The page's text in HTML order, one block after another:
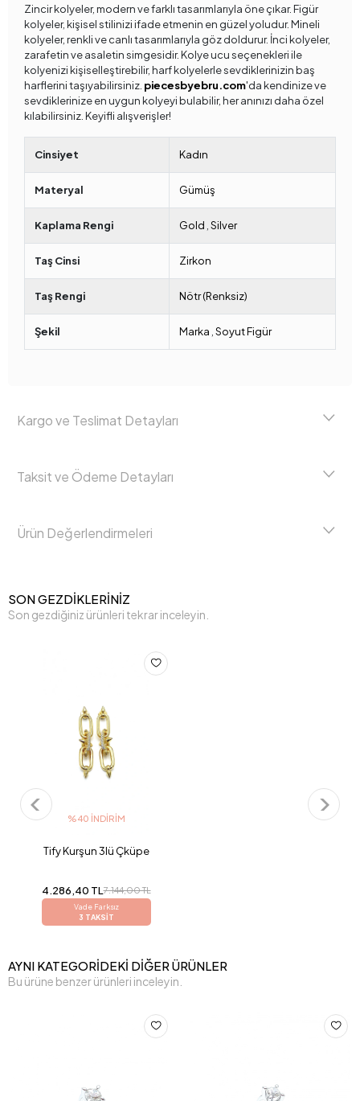
Zincir kolyeler, modern ve farklı tasarımlarıyla öne çıkar. Figür
kolyeler, kişisel stilinizi ifade etmenin en güzel yoludur. Mineli
kolyeler, renkli ve canlı tasarımlarıyla göz doldurur. İnci kolyeler,
zarafetin ve asaletin simgesidir. Kolye ucu seçenekleri ile
kolyenizi kişiselleştirebilir, harf kolyelerle sevdiklerinizin baş
harflerini taşıyabilirsiniz. piecesbyebru.com'da kendinize ve
sevdiklerinize en uygun kolyeyi bulabilir, her anınızı daha özel
kılabilirsiniz. Keyifli alışverişler!
Cinsiyet Kadın
Materyal Gümüş
Kaplama Rengi Gold Silver
Taş Cinsi Zirkon
Taş Rengi Nötr (Renksiz)
Şekil Marka Soyut Figür
Kargo ve Teslimat Detayları
Taksit ve Ödeme Detayları
Ürün Değerlendirmeleri
SON GEZDİKLERİNİZ
Son gezdiğiniz ürünleri tekrar inceleyin.
%40 İNDIRIM
Tify Kurşun 3lü Çküpe
4.286,40 TL7.144,00 TL
Vade Farksız
3 TAKSİT
AYNI KATEGORİDEKİ DİĞER ÜRÜNLER
Bu ürüne benzer ürünleri inceleyin.